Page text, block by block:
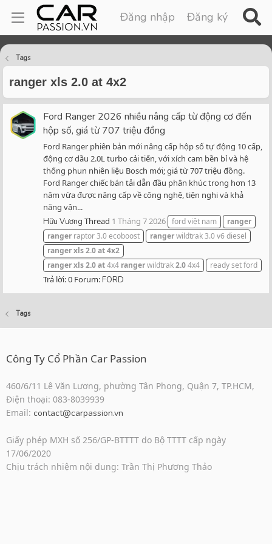
Đăng nhập Đăng ký
Tags
ranger xls 2.0 at 4x2
Ford Ranger 2026 nhiều nâng cấp từ động cơ đến
hộp số, giá từ 707 triệu đồng
Ford Ranger phiên bản mới nâng cấp hộp số tự động 10 cấp,
động cơ dầu 2.0L turbo cải tiến, với xích cam bền bỉ và hệ
thống phun nhiên liệu Bosch mới; giá từ 707 triệu đồng.
Ford Ranger chiếc bán tải dẫn đầu phân khúc trong hơn 13
năm vừa được nâng cấp về công nghệ, tiện nghi và khả
năng vận...
Hữu Vương Thread 1 Tháng 7 2026 ford việt nam
ranger
ranger raptor 3.0 ecoboost rangerwildtrak 3.0 v6 diesel
rangerxls2.0at4x2
rangerxls2.0at4x4 rangerwildtrak2.04x4 ready set ford
Trả lời: 0 Forum:FORD
Tags
Công Ty Cổ Phần Car Passion
460/6/11 Lê Văn Lương, phường Tân Phong, Quận 7, TP.HCM,
Điện thoại: 083-8039939
Email: contact@carpassion.vn
Giấy phép MXH số 256/GP-BTTTT do Bộ TTTT cấp ngày
17/06/2020
Chịu trách nhiệm nội dung: Trần Thị Phương Thảo